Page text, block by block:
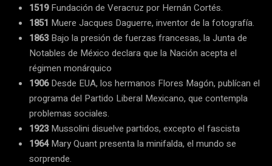
1519Fundación de Veracruz por Hernán Cortés.
1851 Muere Jacques Daguerre, inventor de la fotografía.
1863Bajo la presión de fuerzas francesas, la Junta de
Notables de México declara que la Nación acepta el
régimen monárquico
1906Desde EUA, los hermanos Flores Magón, publícan el
programa del Partido Liberal Mexicano, que contempla
problemas sociales.
1923Mussolini disuelve partidos, excepto el fascista
1964Mary Quant presenta la minifalda, el mundo se
sorprende.